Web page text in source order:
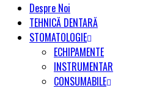
Despre Noi
TEHNICĂ DENTARĂ
STOMATOLOGIE
ECHIPAMENTE
INSTRUMENTAR
CONSUMABILE